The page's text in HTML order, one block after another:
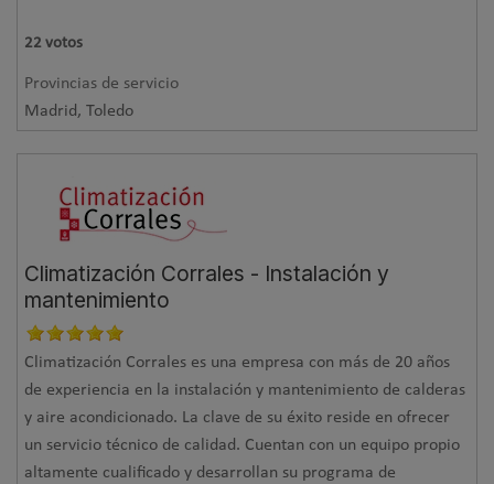
22 votos
Provincias de servicio
Madrid, Toledo
Climatización Corrales - Instalación y
mantenimiento
Climatización Corrales es una empresa con más de 20 años
de experiencia en la instalación y mantenimiento de calderas
y aire acondicionado. La clave de su éxito reside en ofrecer
un servicio técnico de calidad. Cuentan con un equipo propio
altamente cualificado y desarrollan su programa de